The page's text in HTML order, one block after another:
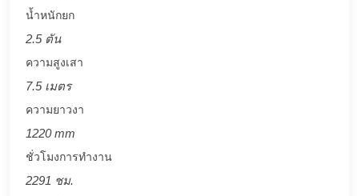
น้ำหนักยก
2.5 ตัน
ความสูงเสา
7.5 เมตร
ความยาวงา
1220 mm
ชั่วโมงการทำงาน
2291 ชม.